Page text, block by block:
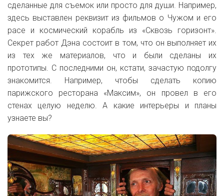
сделанные для съемок или просто для души. Например,
здесь выставлен реквизит из фильмов о Чужом и его
расе и космический корабль из «Сквозь горизонт».
Секрет работ Дэна состоит в том, что он выполняет их
из тех же материалов, что и были сделаны их
прототипы. С последними он, кстати, зачастую подолгу
знакомится. Например, чтобы сделать копию
парижского ресторана «Максим», он провел в его
стенах целую неделю. А какие интерьеры и планы
узнаете вы?